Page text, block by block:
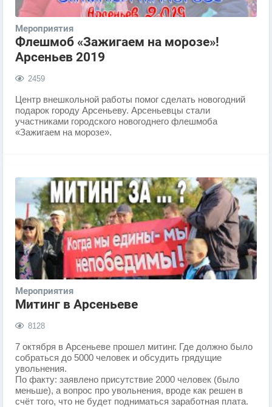
Мероприятия
Флешмоб «Зажигаем на морозе»!
Арсеньев 2019
2459
Центр внешкольной работы помог сделать новогодний
подарок городу Арсеньеву. Арсеньевцы стали
участниками городского новогоднего флешмоба
«Зажигаем на морозе».
Мероприятия
Митинг в Арсеньеве
8128
7 октября в Арсеньеве прошел митинг. Где должно было
собраться до 5000 человек и обсудить грядущие
увольнения.
По факту: заявлено присутствие 2000 человек (было
меньше), а вопрос про увольнения, вроде как решен в
счёт того, что не будет подниматься заработная плата.